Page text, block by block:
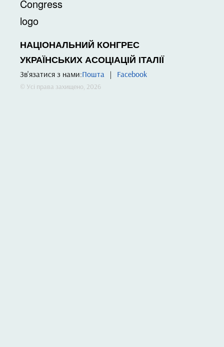
НАЦІОНАЛЬНИЙ КОНГРЕС
УКРАЇНСЬКИХ АСОЦІАЦІЙ ІТАЛІЇ
Зв'язатися з нами:Пошта | Facebook
© Усі права захищено, 2026